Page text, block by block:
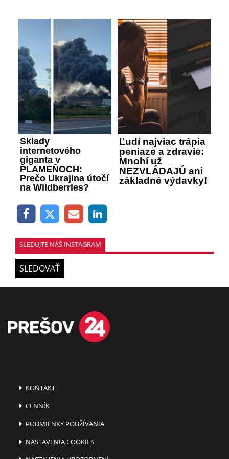
Sklady
internetového
giganta v
PLAMEŇOCH:
Prečo Ukrajina útočí
na Wildberries?
Ľudí najviac trápia
peniaze a zdravie:
Mnohí už
NEZVLÁDAJÚ ani
základné výdavky!
SLEDUJTE NÁŠ INSTAGRAM
SLEDOVAŤ
KONTAKT
CENNÍK
PODMIENKY POUŽÍVANIA
NASTAVENIA COOKIES